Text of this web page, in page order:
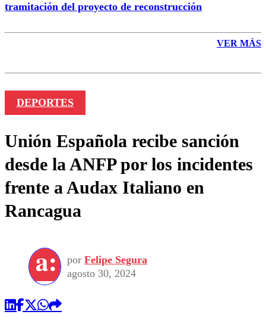
tramitación del proyecto de reconstrucción
VER MÁS
DEPORTES
Unión Española recibe sanción
desde la ANFP por los incidentes
frente a Audax Italiano en
Rancagua
por Felipe Segura
agosto 30, 2024